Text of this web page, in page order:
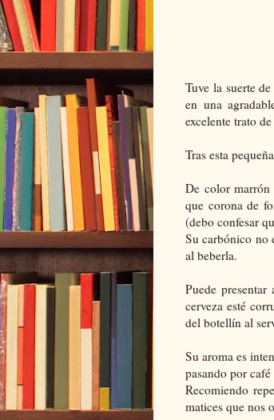
Tuve la suerte
en una
excelente trato de
Tras esta
De color marrón
que corona de
(debo confesar
Su carbónico no
al beberla.
Puede
cerveza esté
del botellín al
Su aroma es
pasando por
Recomiendo
matices que nos